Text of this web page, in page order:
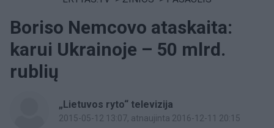
Boriso Nemcovo ataskaita:
karui Ukrainoje – 50 mlrd.
rublių
„Lietuvos ryto“ televizija
2015-05-12 13:07, atnaujinta 2016-12-11 20:15